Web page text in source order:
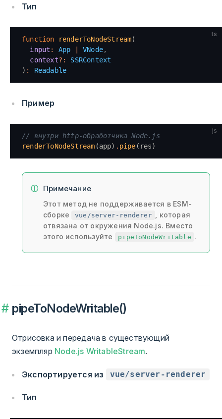
Тип
ts
function renderToNodeStream(
  input
: App VNode,
  context
?:
SSRContext
) : Readable
Пример
js
// внутри http-обработчика Node.js
renderToNodeStream (app) . pipe (res)
Примечание
Этот метод не поддерживается в ESM-
сборке
vue/server-renderer
, которая
отвязана от окружения Node.js. Вместо
этого используйте
pipeToNodeWritable .
pipeToNodeWritable()
Отрисовка и передача в существующий
экземпляр Node.js WritableStream.
Экспортируется из vue/server-renderer
Тип